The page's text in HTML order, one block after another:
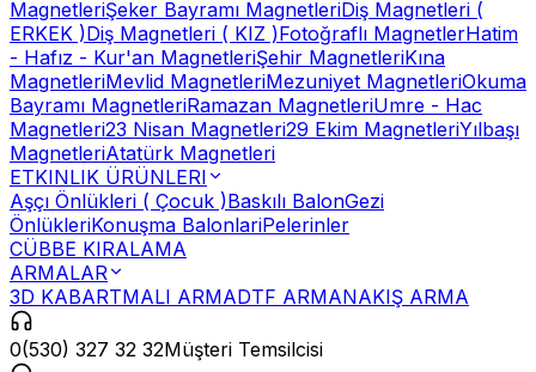
MagnetleriŞeker Bayramı MagnetleriDiş Magnetleri (
ERKEK )Diş Magnetleri ( KIZ )Fotoğraflı MagnetlerHatim
- Hafız - Kur'an MagnetleriŞehir MagnetleriKına
MagnetleriMevlid MagnetleriMezuniyet MagnetleriOkuma
Bayramı MagnetleriRamazan MagnetleriUmre - Hac
Magnetleri23 Nisan Magnetleri29 Ekim MagnetleriYılbaşı
MagnetleriAtatürk Magnetleri
ETKINLIK ÜRÜNLERI
Aşçı Önlükleri ( Çocuk )Baskılı BalonGezi
ÖnlükleriKonuşma BalonlariPelerinler
CÜBBE KIRALAMA
ARMALAR
3D KABARTMALI ARMADTF ARMANAKIŞ ARMA
0(530) 327 32 32Müşteri Temsilcisi